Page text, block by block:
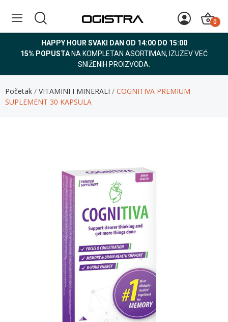
0
HAPPY HOUR SVAKI DAN OD 14:00 DO 15:00
15% POPUSTA NA KOMPLETAN ASORTIMAN, IZUZEV VEĆ
SNIŽENIH PROIZVODA.
Početak VITAMINI I MINERALI
COGNITIVA PREMIUM
SUPLEMENT 30 KAPSULA